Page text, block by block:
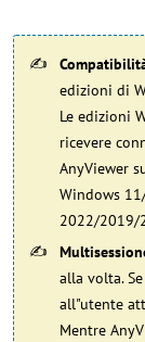
edizioni di
Le edizioni
ricevere
AnyViewer
Windows
2022/2019/
alla volta.
all"utente
Mentre